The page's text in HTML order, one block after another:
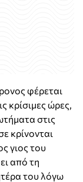
φέρεται
κρίσιμες ώρες,
στις
κρίνονται
γιος του
από τη
του λόγω